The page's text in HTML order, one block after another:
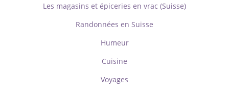
Les magasins et épiceries en vrac (Suisse)
Randonnées en Suisse
Humeur
Cuisine
Voyages